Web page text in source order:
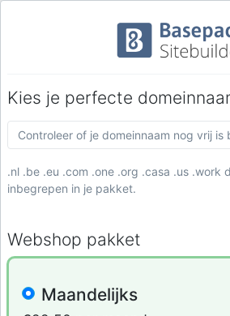
Kies je perfecte
.nl .be .eu .com .one .org .casa .us .work
inbegrepen in je pakket.
Webshop pakket
Maandelijks